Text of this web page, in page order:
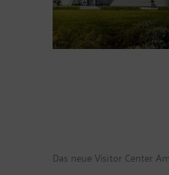
Das neue Visitor Center